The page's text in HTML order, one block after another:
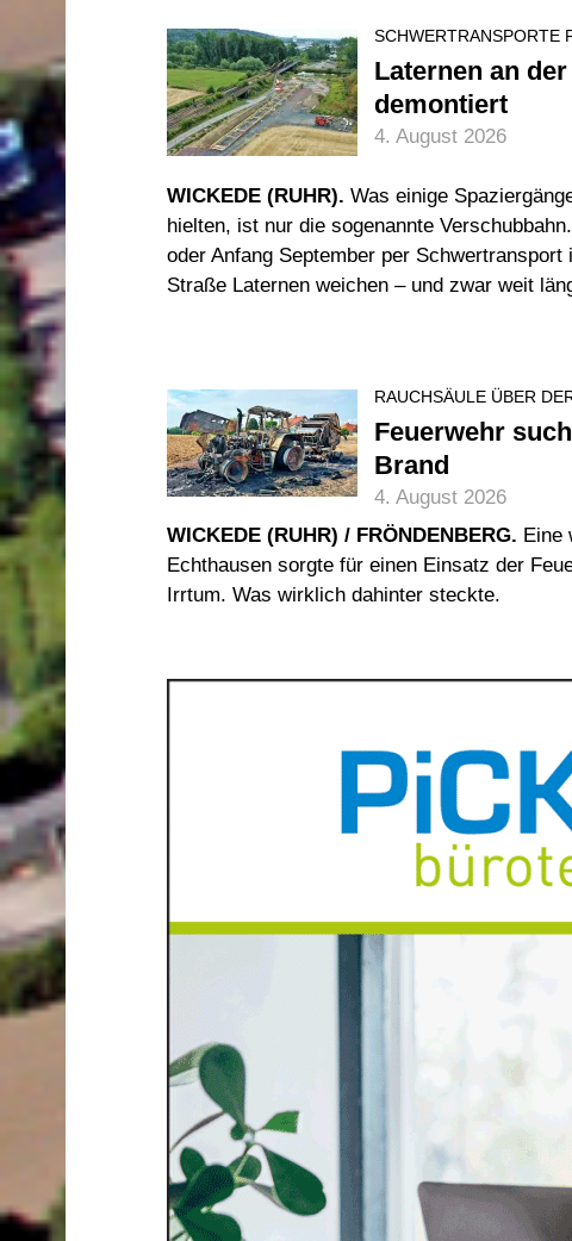
SCHWERTRANSPORTE
Laternen an
demontiert
4. August 2026
WICKEDE (RUHR). Was einige
hielten, ist nur die sogenannte
oder Anfang September per
Straße Laternen weichen – und zwar weit
RAUCHSÄULE ÜBER
Feuerwehr
Brand
4. August 2026
WICKEDE (RUHR) / FRÖNDENBERG. Eine
Echthausen sorgte für einen Einsatz der
Irrtum. Was wirklich dahinter steckte.